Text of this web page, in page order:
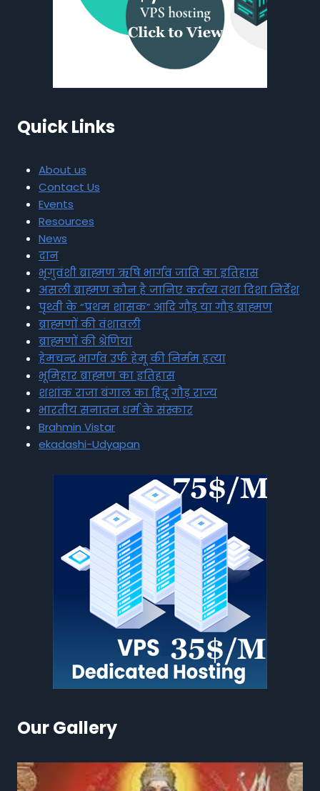
Quick Links
About us
Contact Us
Events
Resources
News
दान
भृगुवंशी ब्राह्मण ऋषि भार्गव जाति का इतिहास
असली ब्राह्मण कौन है जानिए कर्तव्य तथा दिशा निर्देश
पृथ्वी के “प्रथम शासक” आदि गौड़ या गौड़ ब्राह्मण
ब्राह्मणों की वंशावली
ब्राह्मणों की श्रेणियां
हेमचन्द्र भार्गव उर्फ हेमू की निर्मम हत्या
भूमिहार ब्राह्मण का इतिहास
शशांक राजा बंगाल का हिंदू गौड़ राज्य
भारतीय सनातन धर्म के संस्कार
Brahmin Vistar
ekadashi-Udyapan
Our Gallery